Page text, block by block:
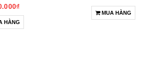
HÀNG
MUA HÀNG